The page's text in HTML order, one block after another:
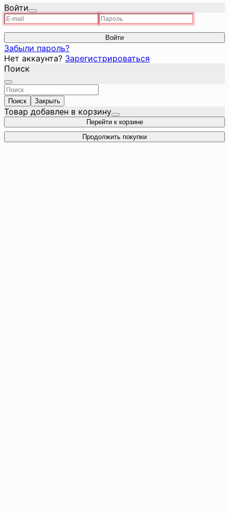
Войти
Войти
Забыли пароль?
Нет аккаунта? Зарегистрироваться
Поиск
Поиск Закрыть
Товар добавлен в корзину
Перейти к корзине
Продолжить покупки